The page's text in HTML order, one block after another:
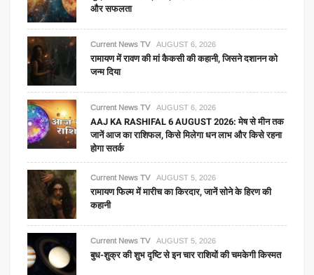
और सफलता
Current News TV AUGUST 6, 2026
रामायण में रावण की मां कैकसी की कहानी, जिसने दशानन को
जन्म दिया
Current News TV AUGUST 6, 2026
AAJ KA RASHIFAL 6 AUGUST 2026: मेष से मीन तक
जानें आज का राशिफल, किसे मिलेगा धन लाभ और किसे रहना
होगा सतर्क
Current News TV AUGUST 5, 2026
रामायण फिल्म में मारीच का किरदार, जानें सोने के हिरण की
कहानी
Current News TV AUGUST 5, 2026
बुध-शुक्र की शुभ दृष्टि से इन चार राशियों की चमकेगी किस्मत